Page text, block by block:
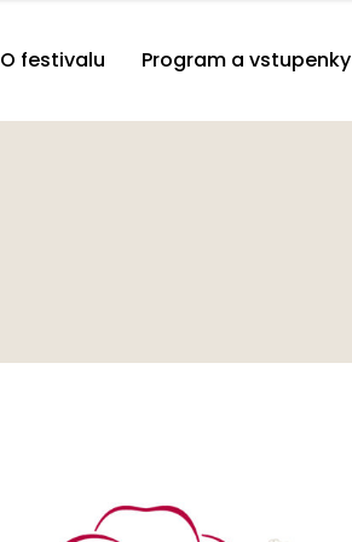
O festivalu Program a vstupenky